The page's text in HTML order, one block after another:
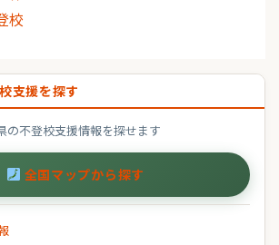
校
支援を探す
の不登校支援情報を探せます
全国マップから探す